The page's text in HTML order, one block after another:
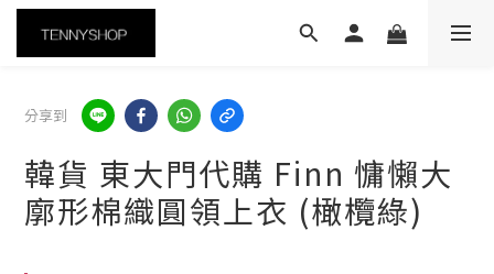
分享到
韓貨 東大門代購 Finn 慵懶大
廓形棉織圓領上衣 (橄欖綠)